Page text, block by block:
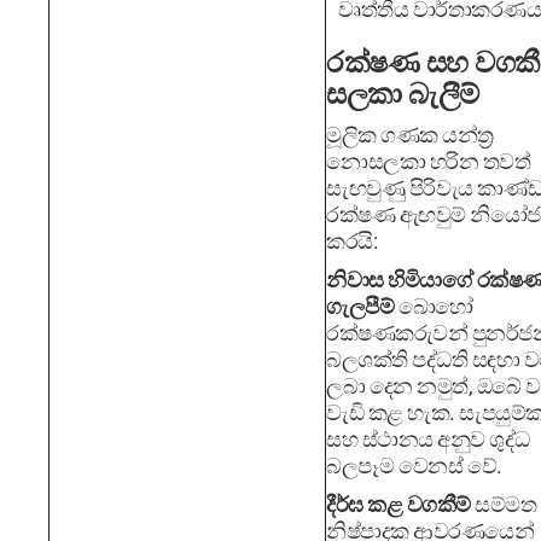
වෘත්තීය වාර්තාකරණය
රක්ෂණ සහ
සලකා බැලීම්
මූලික ගණක යන්ත්‍ර
නොසලකා හරින තවත්
සැඟවුණු පිරිවැය
රක්ෂණ ඇඟවුම්
කරයි:
නිවාස හිමියාගේ
ගැලපීම්බොහෝ
රක්ෂණකරුවන්
බලශක්ති පද්ධති සඳහා
ලබා දෙන නමුත්, ඔබේ
වැඩි කළ හැක.
සහ ස්ථානය අනුව ශුද්ධ
බලපෑම වෙනස් වේ.
දීර්ඝ කළ වගකීම්සම්මත
නිෂ්පාදක ආවරණයෙන්